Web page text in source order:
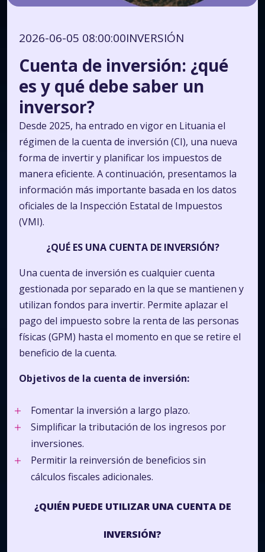
2026-06-05 08:00:00INVERSIÓN
Cuenta de inversión: ¿qué
es y qué debe saber un
inversor?
Desde 2025, ha entrado en vigor en Lituania el
régimen de la cuenta de inversión (CI), una nueva
forma de invertir y planificar los impuestos de
manera eficiente. A continuación, presentamos la
información más importante basada en los datos
oficiales de la Inspección Estatal de Impuestos
(VMI).
¿QUÉ ES UNA CUENTA DE INVERSIÓN?
Una cuenta de inversión es cualquier cuenta
gestionada por separado en la que se mantienen y
utilizan fondos para invertir. Permite aplazar el
pago del impuesto sobre la renta de las personas
físicas (GPM) hasta el momento en que se retire el
beneficio de la cuenta.
Objetivos de la cuenta de inversión:
Fomentar la inversión a largo plazo.
Simplificar la tributación de los ingresos por
inversiones.
Permitir la reinversión de beneficios sin
cálculos fiscales adicionales.
¿QUIÉN PUEDE UTILIZAR UNA CUENTA DE
INVERSIÓN?